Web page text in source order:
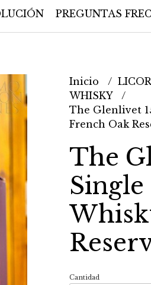
PREGUNTAS
Inicio
WHISKY
The Glenlivet
French Oak
The
Cantidad